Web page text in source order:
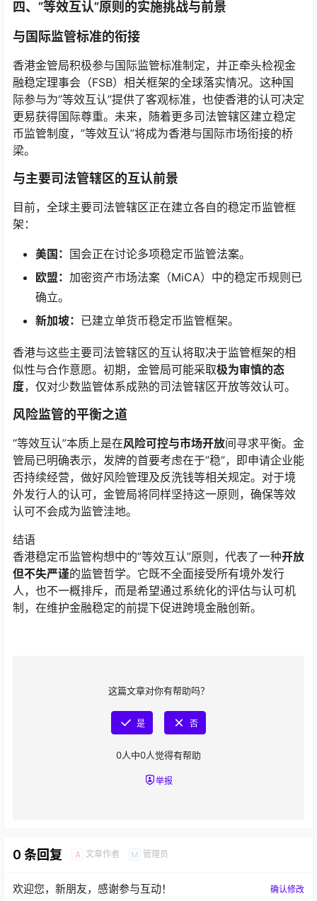
四、”等效互认”原则的实施挑战与前景
与国际监管标准的衔接
香港金管局积极参与国际监管标准制定，并正牵头检视金
融稳定理事会（FSB）相关框架的全球落实情况。这种国
际参与为”等效互认”提供了客观标准，也使香港的认可决定
更易获得国际尊重。未来，随着更多司法管辖区建立稳定
币监管制度，”等效互认”将成为香港与国际市场衔接的桥
梁。
与主要司法管辖区的互认前景
目前，全球主要司法管辖区正在建立各自的稳定币监管框
架：
美国： 国会正在讨论多项稳定币监管法案。
欧盟： 加密资产市场法案（MiCA）中的稳定币规则已
确立。
新加坡： 已建立单货币稳定币监管框架。
香港与这些主要司法管辖区的互认将取决于监管框架的相
似性与合作意愿。初期，金管局可能采取极为审慎的态
度，仅对少数监管体系成熟的司法管辖区开放等效认可。
风险监管的平衡之道
“等效互认”本质上是在风险可控与市场开放间寻求平衡。金
管局已明确表示，发牌的首要考虑在于”稳”，即申请企业能
否持续经营，做好风险管理及反洗钱等相关规定。对于境
外发行人的认可，金管局将同样坚持这一原则，确保等效
认可不会成为监管洼地。
结语
香港稳定币监管构想中的”等效互认”原则，代表了一种开放
但不失严谨的监管哲学。它既不全面接受所有境外发行
人，也不一概排斥，而是希望通过系统化的评估与认可机
制，在维护金融稳定的前提下促进跨境金融创新。
这篇文章对你有帮助吗？
是 否
0人中0人觉得有帮助
举报
0 条回复 A 文章作者 M 管理员
欢迎您，新朋友，感谢参与互动！ 确认修改